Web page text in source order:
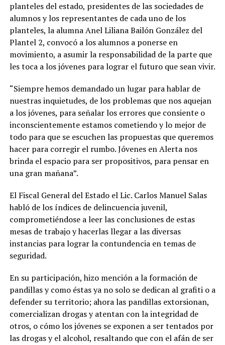
planteles del estado, presidentes de las sociedades de
alumnos y los representantes de cada uno de los
planteles, la alumna Anel Liliana Bailón González del
Plantel 2, convocó a los alumnos a ponerse en
movimiento, a asumir la responsabilidad de la parte que
les toca a los jóvenes para lograr el futuro que sean vivir.
“Siempre hemos demandado un lugar para hablar de
nuestras inquietudes, de los problemas que nos aquejan
a los jóvenes, para señalar los errores que consiente o
inconscientemente estamos cometiendo y lo mejor de
todo para que se escuchen las propuestas que queremos
hacer para corregir el rumbo. Jóvenes en Alerta nos
brinda el espacio para ser propositivos, para pensar en
una gran mañana”.
El Fiscal General del Estado el Lic. Carlos Manuel Salas
habló de los índices de delincuencia juvenil,
comprometiéndose a leer las conclusiones de estas
mesas de trabajo y hacerlas llegar a las diversas
instancias para lograr la contundencia en temas de
seguridad.
En su participación, hizo mención a la formación de
pandillas y como éstas ya no solo se dedican al grafiti o a
defender su territorio; ahora las pandillas extorsionan,
comercializan drogas y atentan con la integridad de
otros, o cómo los jóvenes se exponen a ser tentados por
las drogas y el alcohol, resaltando que con el afán de ser